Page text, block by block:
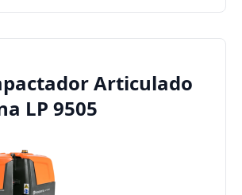
Articulado
LP 9505